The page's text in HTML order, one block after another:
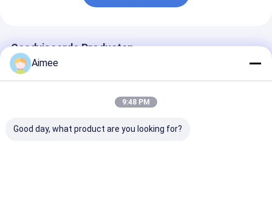
Geadviseerde Producten
Aimee
9:48 PM
Good day, what product are you looking for?